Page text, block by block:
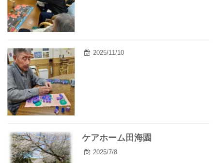
2025/11/10
ケアホーム田海園
2025/7/8